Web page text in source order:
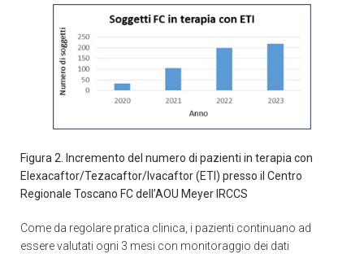
Figura 2. Incremento del numero di pazienti in terapia con
Elexacaftor/Tezacaftor/Ivacaftor (ETI) presso il Centro
Regionale Toscano FC dell’AOU Meyer IRCCS
Come da regolare pratica clinica, i pazienti continuano ad
essere valutati ogni 3 mesi con monitoraggio dei dati